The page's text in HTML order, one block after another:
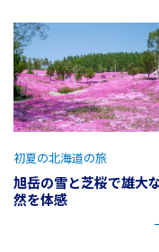
旭岳の雪と芝桜で雄大
然を体感
初夏の北海道の旅